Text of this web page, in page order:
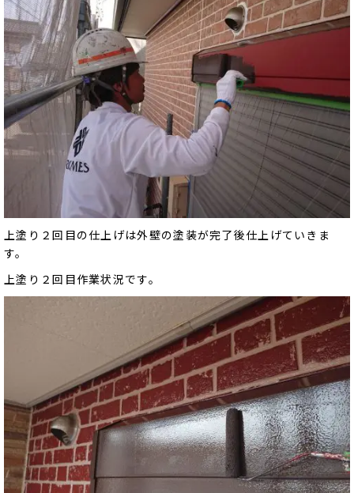
上塗り２回目の仕上げは外壁の塗装が完了後仕上げていきま
す。
上塗り２回目作業状況です。